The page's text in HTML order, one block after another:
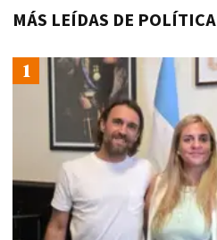
MÁS LEÍDAS DE POLÍTICA